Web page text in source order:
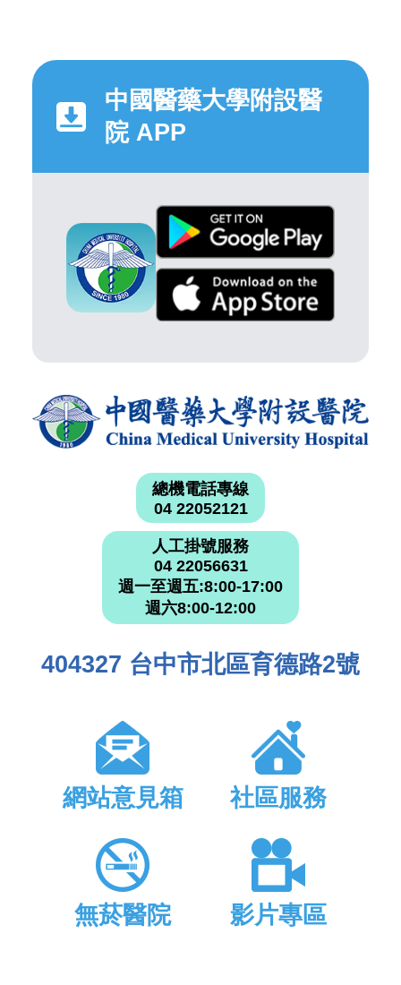
中國醫藥大學附設醫
院 APP
總機電話專線
04 22052121
人工掛號服務
04 22056631
週一至週五:8:00-17:00
週六8:00-12:00
404327 台中市北區育德路2號
網站意見箱 社區服務
無菸醫院 影片專區